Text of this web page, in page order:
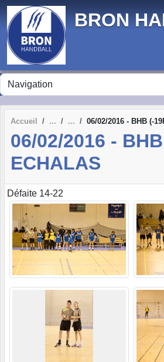
BRON
Accueil 06/02/2016 - BHB (-
06/02/2016 -
ECHALAS
Défaite 14-22
Panneau de gestion des cookies